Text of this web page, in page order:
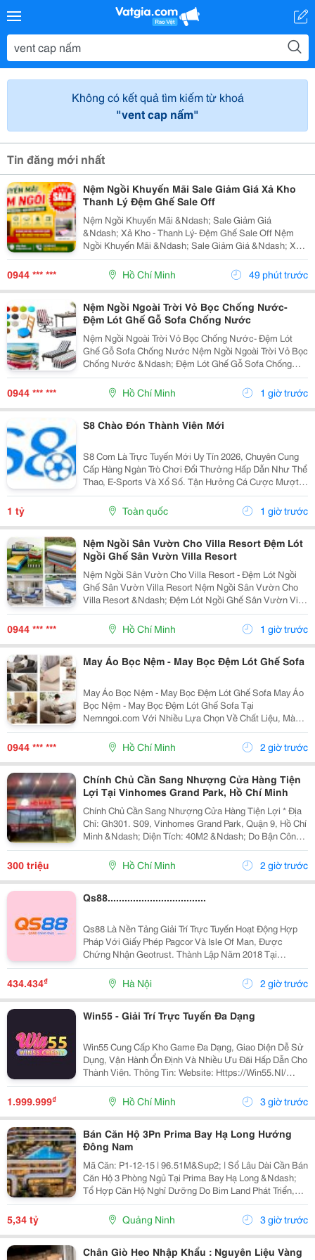
Không có kết quả tìm kiếm từ khoá
"vent cap nấm"
Tin đăng mới nhất
Nệm Ngồi Khuyến Mãi Sale Giảm Giá Xả Kho
Thanh Lý Đệm Ghế Sale Off
Nệm Ngồi Khuyến Mãi &Ndash; Sale Giảm Giá
&Ndash; Xả Kho - Thanh Lý- Đệm Ghế Sale Off Nệm
Ngồi Khuyến Mãi &Ndash; Sale Giảm Giá &Ndash; Xả
Kho &Ndash; Thanh Lý &Ndash; Đệm Ghế Sale Off Tại
Nemngoi.com Đang Có Nhiều Mức Ưu Đãi Và Chiết
Khấu Theo Số...
0944 *** *** Hồ Chí Minh 49 phút trước
Nệm Ngồi Ngoài Trời Vỏ Bọc Chống Nước-
Đệm Lót Ghế Gỗ Sofa Chống Nước
Nệm Ngồi Ngoài Trời Vỏ Bọc Chống Nước- Đệm Lót
Ghế Gỗ Sofa Chống Nước Nệm Ngồi Ngoài Trời Vỏ Bọc
Chống Nước &Ndash; Đệm Lót Ghế Gỗ Sofa Chống
Nước Được Cung Cấp Với Nhiều Lựa Chọn Về Chất
Liệu Vỏ, Ruột Nệm, Độ Dày, Kích Thước Và Màu Sắc.
Sản Phẩm...
0944 *** *** Hồ Chí Minh 1 giờ trước
S8 Chào Đón Thành Viên Mới
S8 Com Là Trực Tuyến Mới Uy Tín 2026, Chuyên Cung
Cấp Hàng Ngàn Trò Chơi Đổi Thưởng Hấp Dẫn Như Thể
Thao, E-Sports Và Xổ Số. Tận Hưởng Cá Cược Mượt
Mà, Nạp Rút Nhanh Chóng, Ưu Đãi Cực Khủng Dành
Cho Mọi Hội Viên. Tên Thương Hiệu: S8 Website:...
1 tỷ Toàn quốc 1 giờ trước
Nệm Ngồi Sân Vườn Cho Villa Resort Đệm Lót
Ngồi Ghế Sân Vườn Villa Resort
Nệm Ngồi Sân Vườn Cho Villa Resort - Đệm Lót Ngồi
Ghế Sân Vườn Villa Resort Nệm Ngồi Sân Vườn Cho
Villa Resort &Ndash; Đệm Lót Ngồi Ghế Sân Vườn Villa
Resort Tại Nemngoi.com Có Nhiều Lựa Chọn Về Vật
Liệu, Cấu Hình, Màu Sắc Và Thông Số Kỹ Thuật. Sản...
0944 *** *** Hồ Chí Minh 1 giờ trước
May Áo Bọc Nệm - May Bọc Đệm Lót Ghế Sofa
May Áo Bọc Nệm - May Bọc Đệm Lót Ghế Sofa May Áo
Bọc Nệm - May Bọc Đệm Lót Ghế Sofa Tại
Nemngoi.com Với Nhiều Lựa Chọn Về Chất Liệu, Màu
Sắc, Kiểu Dáng Và Kích Thước. Sản Phẩm Được Tư
Vấn Theo Nhu Cầu Thực Tế, Hỗ Trợ Báo Giá Nhanh,
Khuyến Mãi, Ưu...
0944 *** *** Hồ Chí Minh 2 giờ trước
Chính Chủ Cần Sang Nhượng Cửa Hàng Tiện
Lợi Tại Vinhomes Grand Park, Hồ Chí Minh
Chính Chủ Cần Sang Nhượng Cửa Hàng Tiện Lợi * Địa
Chỉ: Gh301. S09, Vinhomes Grand Park, Quận 9, Hồ Chí
Minh &Ndash; Diện Tích: 40M2 &Ndash; Do Bận Công
Việc Đi Nước Ngoài Không Quản Lý Được Nên Mình
Cần Sang Lại Cửa Hàng, &Ndash; Cửa...
300 triệu Hồ Chí Minh 2 giờ trước
Qs88...................................
Qs88 Là Nền Tảng Giải Trí Trực Tuyến Hoạt Động Hợp
Pháp Với Giấy Phép Pagcor Và Isle Of Man, Được
Chứng Nhận Geotrust. Thành Lập Năm 2018 Tại
Philippines, Qs88 Cam Kết Mang Đến Môi Trường Giải
Trí Minh Bạch, Bảo Mật Cao Và Đáng Tin Cậy Cho
Người Chơi...
434.434₫ Hà Nội 2 giờ trước
Win55 - Giải Trí Trực Tuyến Đa Dạng
Win55 Cung Cấp Kho Game Đa Dạng, Giao Diện Dễ Sử
Dụng, Vận Hành Ổn Định Và Nhiều Ưu Đãi Hấp Dẫn Cho
Thành Viên. Thông Tin: Website: Https://Win55.Nl/
Email: Contact@Win55.Nl Sđt: 0809037590 Địa Chỉ: 54
Đ. Dd5, Đông Hưng Thuận, Hồ Chí Minh, Việt Nam...
1.999.999₫ Hồ Chí Minh 3 giờ trước
Bán Căn Hộ 3Pn Prima Bay Hạ Long Hướng
Đông Nam
Mã Căn: P1-12-15 | 96.51M&Sup2; | Sổ Lâu Dài Cần Bán
Căn Hộ 3 Phòng Ngủ Tại Prima Bay Hạ Long &Ndash;
Tổ Hợp Căn Hộ Nghỉ Dưỡng Do Bim Land Phát Triển,
Mặt Đường Hoàng Quốc Việt, Bán Đảo 1 Halong
Marina, Bãi Cháy, Hạ Long. ✅ Hướng Đông Nam,
Thoáng...
5,34 tỷ Quảng Ninh 3 giờ trước
Chân Giò Heo Nhập Khẩu : Nguyên Liệu Vàng